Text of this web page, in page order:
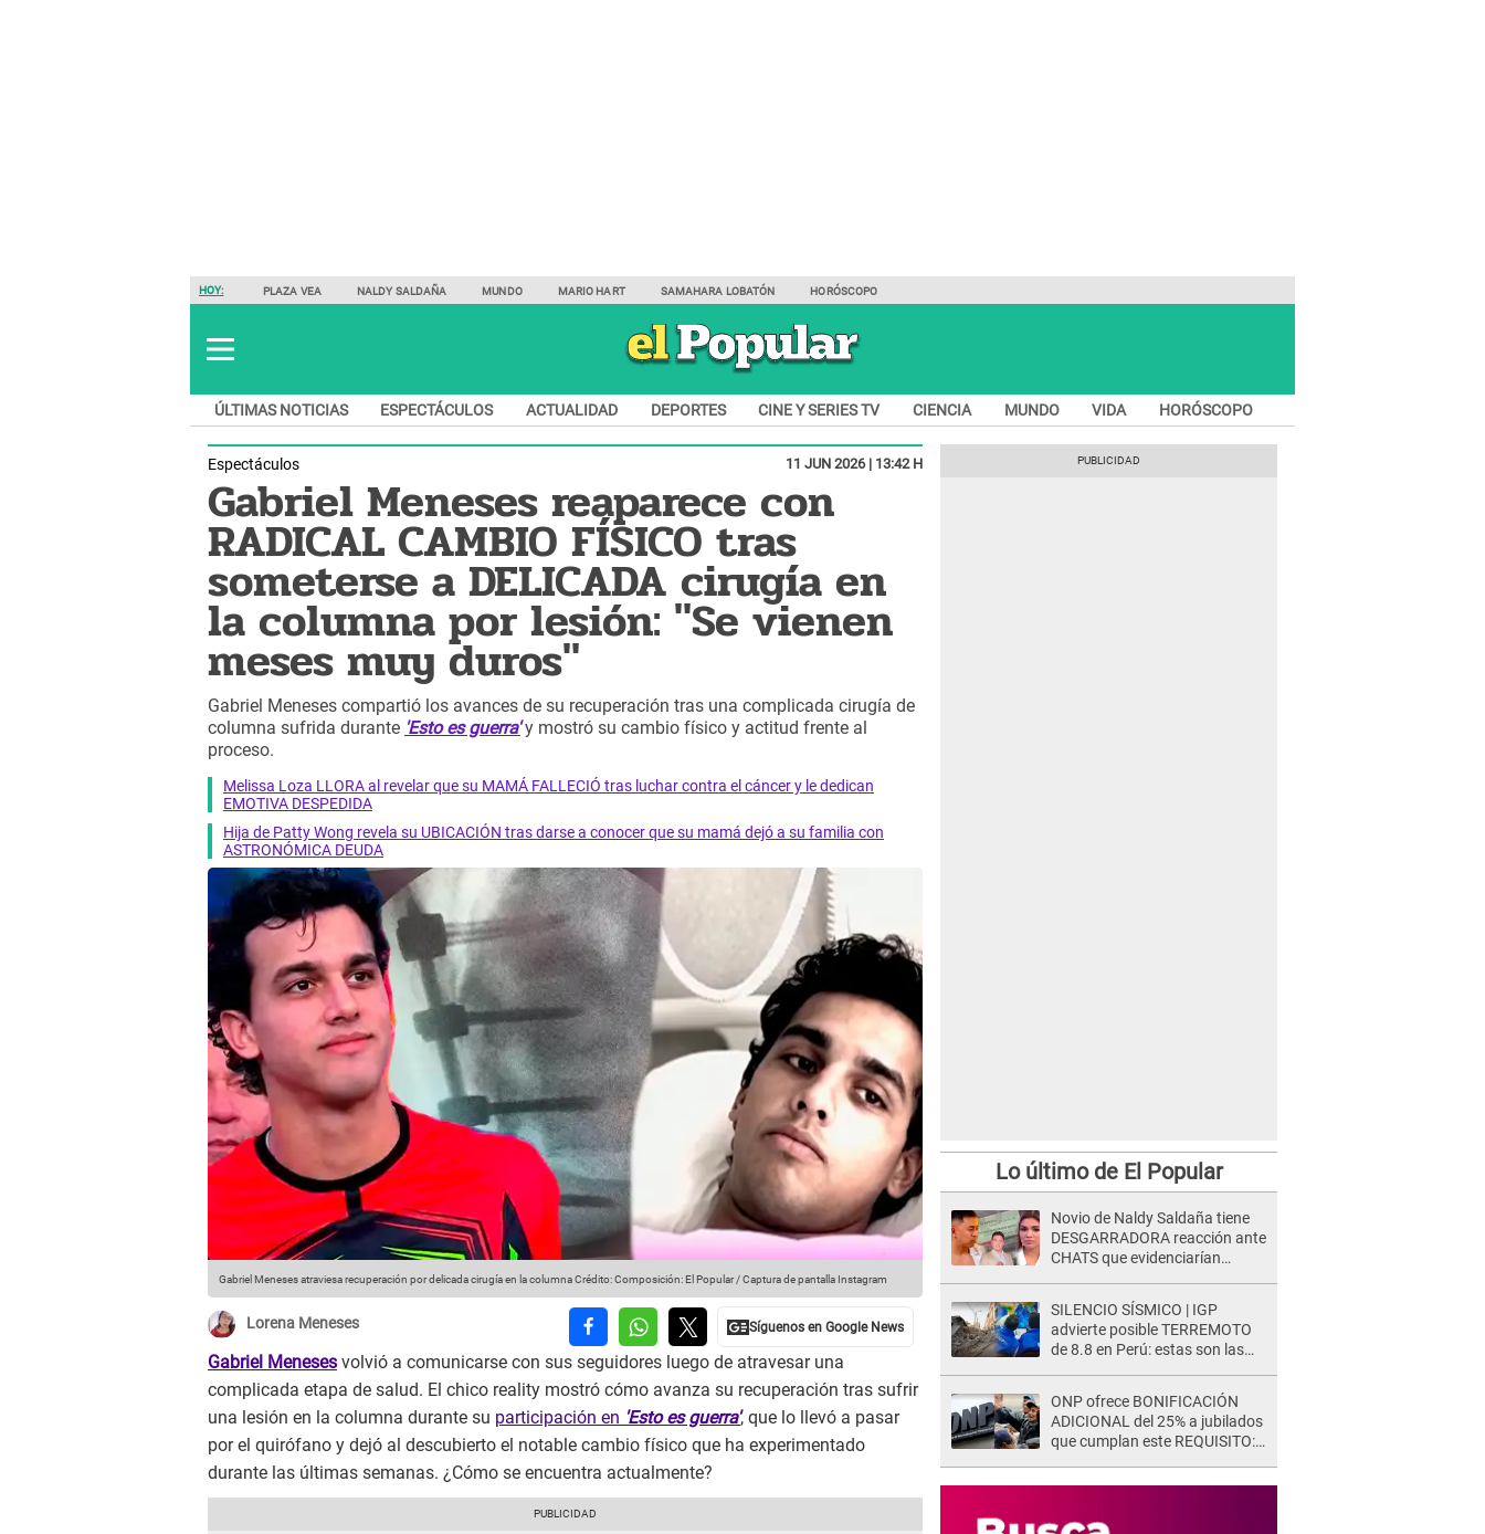
HOY: PLAZA VEA NALDY SALDAÑA MUNDO MARIO HART SAMAHARA LOBATÓN HORÓSCOPO
ÚLTIMAS NOTICIAS ESPECTÁCULOS ACTUALIDAD DEPORTES CINE Y SERIES TV CIENCIA MUNDO VIDA HORÓSCOPO
Espectáculos 11 JUN 2026 | 13:42 H
Gabriel Meneses reaparece con
RADICAL CAMBIO FÍSICO tras
someterse a DELICADA cirugía en
la columna por lesión: "Se vienen
meses muy duros"
Gabriel Meneses compartió los avances de su recuperación tras una complicada cirugía de
columna sufrida durante 'Esto es guerra'y mostró su cambio físico y actitud frente al
proceso.
Melissa Loza LLORA al revelar que su MAMÁ FALLECIÓ tras luchar contra el cáncer y le dedican
EMOTIVA DESPEDIDA
Hija de Patty Wong revela su UBICACIÓN tras darse a conocer que su mamá dejó a su familia con
ASTRONÓMICA DEUDA
Gabriel Meneses atraviesa recuperación por delicada cirugía en la columnaCrédito: Composición: El Popular / Captura de pantalla Instagram
Lorena Meneses
Gabriel Meneses volvió a comunicarse con sus seguidores luego de atravesar una
complicada etapa de salud. El chico reality mostró cómo avanza su recuperación tras sufrir
una lesión en la columna durante su participación en 'Esto es guerra', que lo llevó a pasar
por el quirófano y dejó al descubierto el notable cambio físico que ha experimentado
durante las últimas semanas. ¿Cómo se encuentra actualmente?
Lo último de El Popular
Novio de Naldy Saldaña tiene
DESGARRADORA reacción ante
CHATS que evidenciarían
'La Bella Luz': "Se puso..."
SILENCIO SÍSMICO | IGP
advierte posible TERREMOTO
de 8.8 en Perú: estas son las
ONP ofrece BONIFICACIÓN
ADICIONAL del 25% a jubilados
que cumplan este REQUISITO: